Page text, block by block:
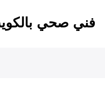
فني صحي